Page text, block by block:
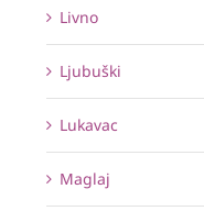
Livno
Ljubuški
Lukavac
Maglaj